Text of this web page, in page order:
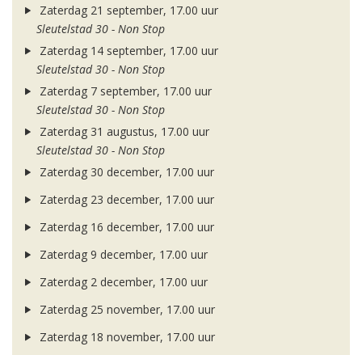
Zaterdag 21 september, 17.00 uur
Sleutelstad 30 - Non Stop
Zaterdag 14 september, 17.00 uur
Sleutelstad 30 - Non Stop
Zaterdag 7 september, 17.00 uur
Sleutelstad 30 - Non Stop
Zaterdag 31 augustus, 17.00 uur
Sleutelstad 30 - Non Stop
Zaterdag 30 december, 17.00 uur
Zaterdag 23 december, 17.00 uur
Zaterdag 16 december, 17.00 uur
Zaterdag 9 december, 17.00 uur
Zaterdag 2 december, 17.00 uur
Zaterdag 25 november, 17.00 uur
Zaterdag 18 november, 17.00 uur